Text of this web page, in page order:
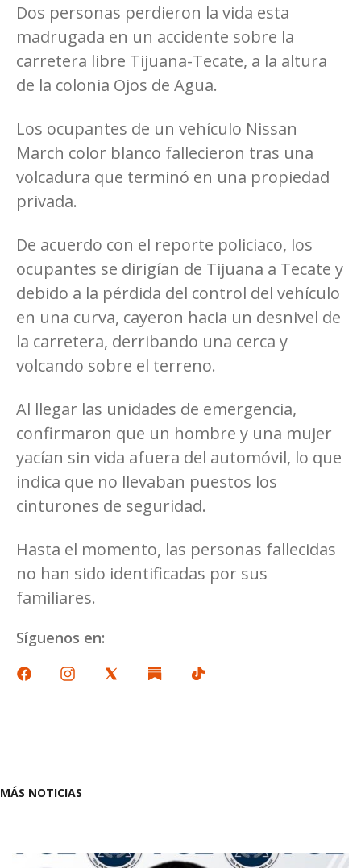
Dos personas perdieron la vida esta
madrugada en un accidente sobre la
carretera libre Tijuana-Tecate, a la altura
de la colonia Ojos de Agua.
Los ocupantes de un vehículo Nissan
March color blanco fallecieron tras una
volcadura que terminó en una propiedad
privada.
De acuerdo con el reporte policiaco, los
ocupantes se dirigían de Tijuana a Tecate y
debido a la pérdida del control del vehículo
en una curva, cayeron hacia un desnivel de
la carretera, derribando una cerca y
volcando sobre el terreno.
Al llegar las unidades de emergencia,
confirmaron que un hombre y una mujer
yacían sin vida afuera del automóvil, lo que
indica que no llevaban puestos los
cinturones de seguridad.
Hasta el momento, las personas fallecidas
no han sido identificadas por sus
familiares.
Síguenos en:
MÁS NOTICIAS